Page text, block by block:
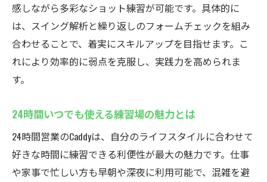
感しながら多彩なショット練習が可能です。具体的に
は、スイング解析と繰り返しのフォームチェックを組み
合わせることで、着実にスキルアップを目指せます。こ
れにより効率的に弱点を克服し、実践力を高められま
す。
24時間いつでも使える練習場の魅力とは
24時間営業のCaddyは、自分のライフスタイルに合わせて
好きな時間に練習できる利便性が最大の魅力です。仕事
や家事で忙しい方も早朝や深夜に利用可能で、混雑を避